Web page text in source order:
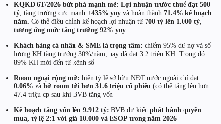
KQKD 6T/2026 bứt phá mạnh mẽ: Lợi nhuận trước thuế đạt 500
tỷ, tăng trưởng cực mạnh +435% yoyvà hoàn thành 71.4% kế hoạch
năm. Có thể điều chỉnh kế hoạch lợi nhuận từ 700 tỷ lên 1.000 tỷ,
tương ứng mức tăng trưởng 92% yoy
Khách hàng cá nhân & SME là trọng tâm: chiếm 95% dư nợ và số
lượng KH tăng trưởng 30%/năm, nay đã đạt 3.2 triệu KH. Trong đó
89% KH mới đến từ kênh số
Room ngoại rộng mở: hiện tỷ lệ sở hữu NĐT nước ngoài chỉ đạt
0.06% và hở room tới hơn 31.6 triệu cổ phiếu (có thể tăng lên hơn
47.4 triệu cp sau khi BVB tăng vốn
Kế hoạch tăng vốn lên 9.912 tỷ: BVB dự kiến phát hành quyền
mua, tỷ lệ 2:1 với giá 10.000 và ESOP trong năm 2026